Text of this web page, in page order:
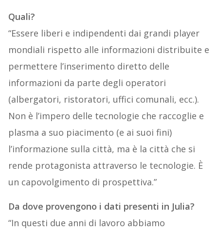
Quali?
“Essere liberi e indipendenti dai grandi player
mondiali rispetto alle informazioni distribuite e
permettere l’inserimento diretto delle
informazioni da parte degli operatori
(albergatori, ristoratori, uffici comunali, ecc.).
Non è l’impero delle tecnologie che raccoglie e
plasma a suo piacimento (e ai suoi fini)
l’informazione sulla città, ma è la città che si
rende protagonista attraverso le tecnologie. È
un capovolgimento di prospettiva.”
Da dove provengono i dati presenti in Julia?
“In questi due anni di lavoro abbiamo